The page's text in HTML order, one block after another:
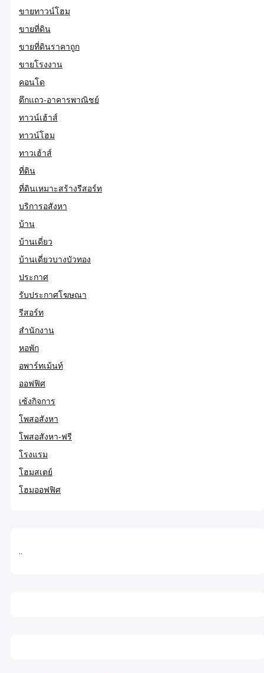
ขายทาวน์โฮม
ขายที่ดิน
ขายที่ดินราคาถูก
ขายโรงงาน
คอนโด
ตึกแถว-อาคารพาณิชย์
ทาวน์เฮ้าส์
ทาวน์โฮม
ทาวเฮ้าส์
ที่ดิน
ที่ดินเหมาะสร้างรีสอร์ท
บริการอสังหา
บ้าน
บ้านเดี่ยว
บ้านเดี่ยวบางบัวทอง
ประกาศ
รับประกาศโฆษณา
รีสอร์ท
สำนักงาน
หอพัก
อพาร์ทเม้นท์
ออฟฟิศ
เซ้งกิจการ
โพสอสังหา
โพสอสังหา-ฟรี
โรงแรม
โฮมสเตย์
โฮมออฟฟิศ
..